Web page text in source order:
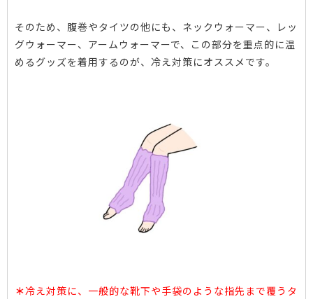
そのため、腹巻やタイツの他にも、ネックウォーマー、レッ
グウォーマー、アームウォーマーで、この部分を重点的に温
めるグッズを着用するのが、冷え対策にオススメです。
＊冷え対策に、一般的な靴下や手袋のような指先まで覆うタ